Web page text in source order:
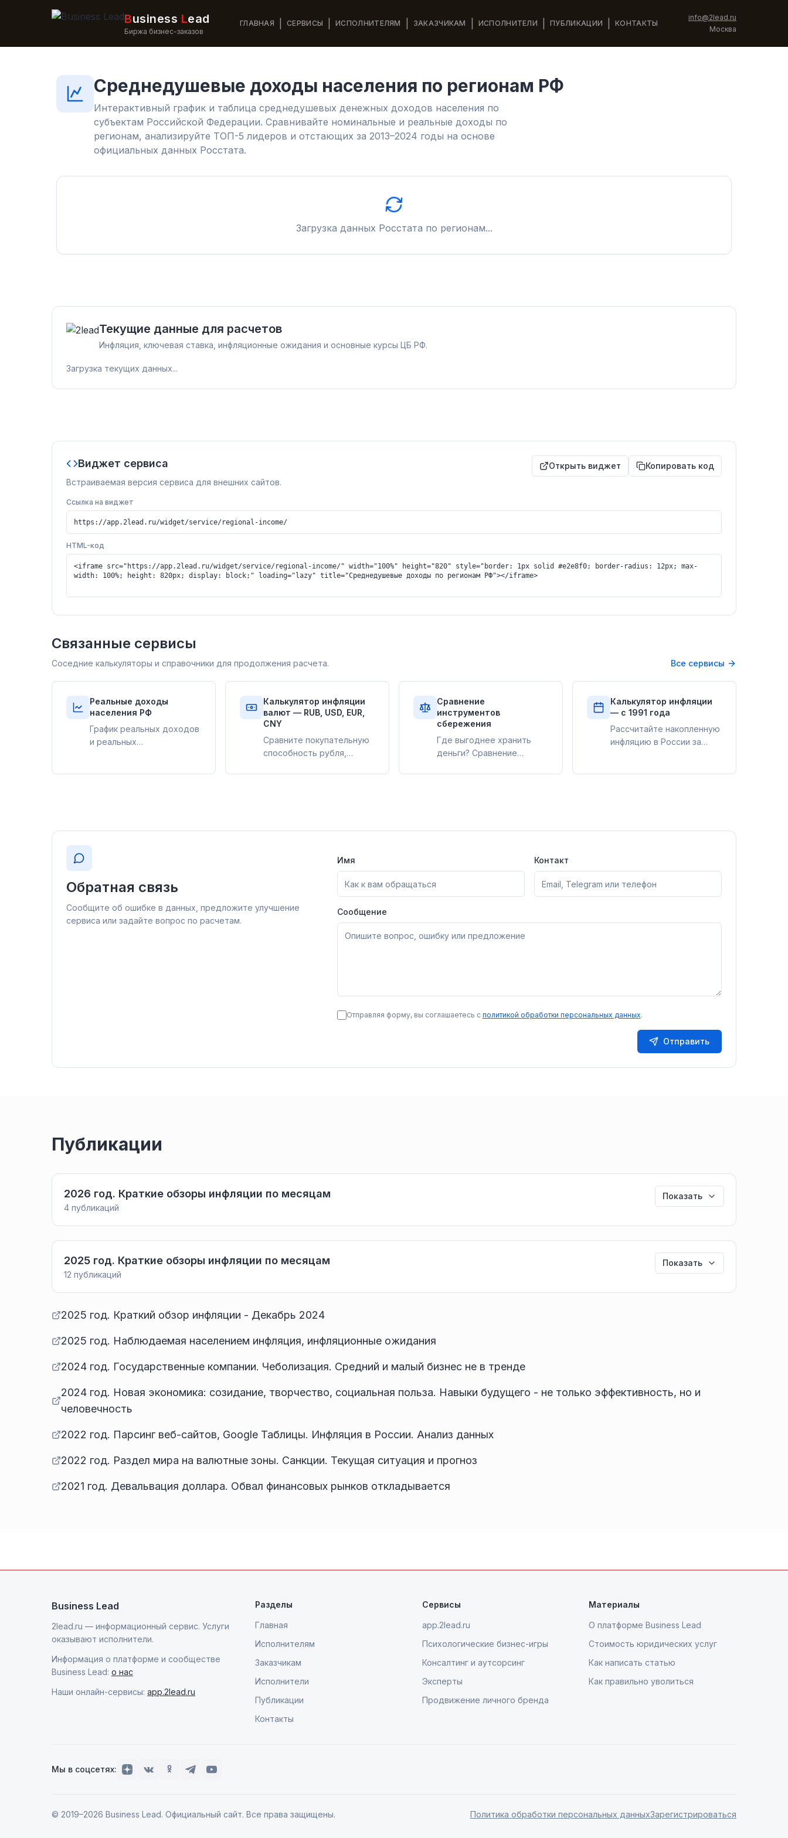
Business Lead
Биржа бизнес-заказов
ГЛАВНАЯ СЕРВИСЫ ИСПОЛНИТЕЛЯМ ЗАКАЗЧИКАМ ИСПОЛНИТЕЛИ ПУБЛИКАЦИИ КОНТАКТЫ
info@2lead.ru
Москва
Среднедушевые доходы населения по регионам РФ
Интерактивный график и таблица среднедушевых денежных доходов населения по
субъектам Российской Федерации. Сравнивайте номинальные и реальные доходы по
регионам, анализируйте ТОП-5 лидеров и отстающих за 2013–2024 годы на основе
официальных данных Росстата.
Загрузка данных Росстата по регионам...
Текущие данные для расчетов
Инфляция, ключевая ставка, инфляционные ожидания и основные курсы ЦБ РФ.
Загрузка текущих данных...
Виджет сервиса
Встраиваемая версия сервиса для внешних сайтов.
Открыть виджет Копировать код
Ссылка на виджет
HTML-код
Связанные сервисы
Соседние калькуляторы и справочники для продолжения расчета. Все сервисы
Реальные доходы
населения РФ
График реальных доходов
и реальных
прогноз.
Калькулятор инфляции
валют — RUB, USD, EUR,
CNY
Сравните покупательную
способность рубля,
без учета обменного
Сравнение
инструментов
сбережения
Где выгоднее хранить
деньги? Сравнение
данные и интерактивные
Калькулятор инфляции
— с 1991 года
Рассчитайте накопленную
инфляцию в России за
Обратная связь
Сообщите об ошибке в данных, предложите улучшение
сервиса или задайте вопрос по расчетам.
Имя Контакт
Сообщение
Отправляя форму, вы соглашаетесь с политикой обработки персональных данных.
Отправить
Публикации
2026 год. Краткие обзоры инфляции по месяцам
4 публикаций
Показать
2025 год. Краткие обзоры инфляции по месяцам
12 публикаций
Показать
2025 год. Краткий обзор инфляции - Декабрь 2024
2025 год. Наблюдаемая населением инфляция, инфляционные ожидания
2024 год. Государственные компании. Чеболизация. Средний и малый бизнес не в тренде
2024 год. Новая экономика: созидание, творчество, социальная польза. Навыки будущего - не только эффективность, но и
человечность
2022 год. Парсинг веб-сайтов, Google Таблицы. Инфляция в России. Анализ данных
2022 год. Раздел мира на валютные зоны. Санкции. Текущая ситуация и прогноз
2021 год. Девальвация доллара. Обвал финансовых рынков откладывается
Business Lead
2lead.ru — информационный сервис. Услуги
оказывают исполнители.
Информация о платформе и сообществе
Business Lead: о нас
Наши онлайн-сервисы: app.2lead.ru
Разделы
Главная
Исполнителям
Заказчикам
Исполнители
Публикации
Контакты
Сервисы
app.2lead.ru
Психологические бизнес-игры
Консалтинг и аутсорсинг
Эксперты
Продвижение личного бренда
Материалы
О платформе Business Lead
Стоимость юридических услуг
Как написать статью
Как правильно уволиться
Мы в соцсетях:
© 2019–2026 Business Lead. Официальный сайт. Все права защищены. Политика обработки персональных данныхЗарегистрироваться